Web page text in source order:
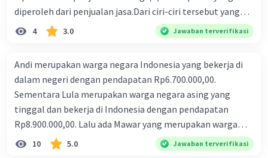
diperoleh dari penjualan jasa.Dari ciri-ciri tersebut yang
merupakan ciri dari perusahaan dagang ditunjukan pada
nomor…. a. 1 dan 3 b. 3 dan 4 c. 2 dan 3 d. 1 dan 2 e. 2 dan 4
4 3.0 Jawaban terverifikasi
Andi merupakan warga negara Indonesia yang bekerja di
dalam negeri dengan pendapatan Rp6.700.000,00.
Sementara Lula merupakan warga negara asing yang
tinggal dan bekerja di Indonesia dengan pendapatan
Rp8.900.000,00. Lalu ada Mawar yang merupakan warga
negara Indonesia yang tinggal dan bekerja di luar negeri
dengan pendapatan Rp11.000.000,00. Hitunglah PNB
10 5.0 Jawaban terverifikasi